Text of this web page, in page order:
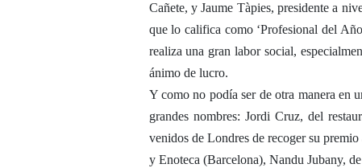
Cañete, y Jaume Tàpies, presidente a
que lo califica como ‘Profesional del
realiza una gran labor social,
ánimo de lucro.
Y como no podía ser de otra manera en
grandes nombres: Jordi Cruz, del
venidos de Londres de recoger su
y Enoteca (Barcelona), Nandu Jubany,